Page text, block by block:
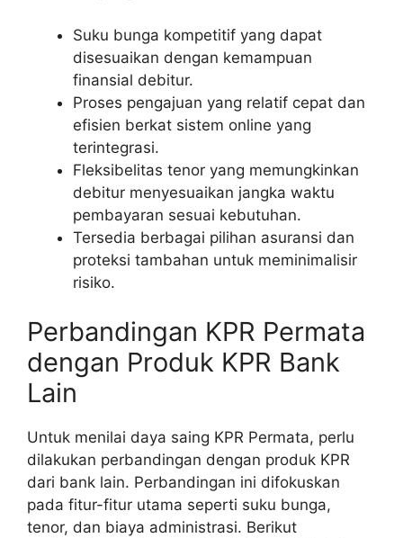
Suku bunga kompetitif yang dapat
disesuaikan dengan kemampuan
finansial debitur.
Proses pengajuan yang relatif cepat dan
efisien berkat sistem online yang
terintegrasi.
Fleksibelitas tenor yang memungkinkan
debitur menyesuaikan jangka waktu
pembayaran sesuai kebutuhan.
Tersedia berbagai pilihan asuransi dan
proteksi tambahan untuk meminimalisir
risiko.
Perbandingan KPR Permata
dengan Produk KPR Bank
Lain
Untuk menilai daya saing KPR Permata, perlu
dilakukan perbandingan dengan produk KPR
dari bank lain. Perbandingan ini difokuskan
pada fitur-fitur utama seperti suku bunga,
tenor, dan biaya administrasi. Berikut